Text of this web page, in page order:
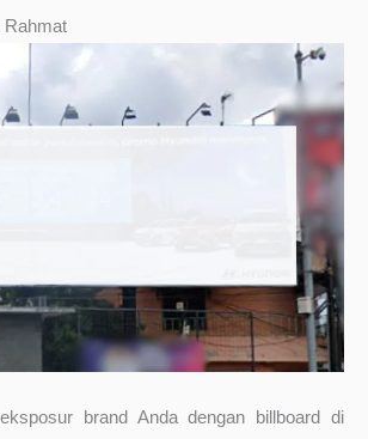
Rahmat
brand Anda dengan billboard di